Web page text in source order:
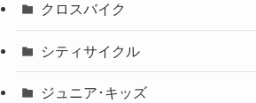
クロスバイク
シティサイクル
ジュニア･キッズ